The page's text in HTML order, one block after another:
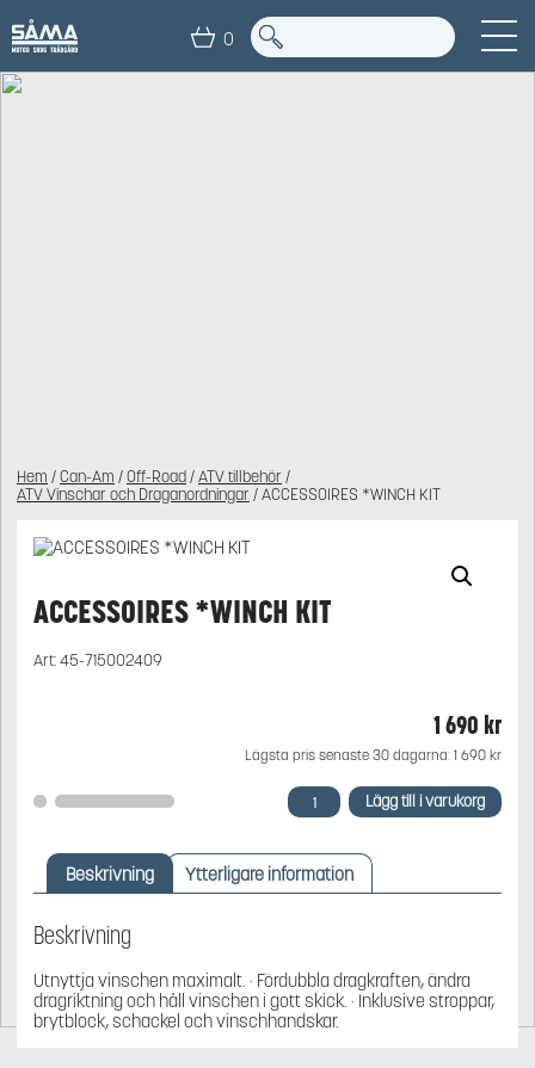
0
Hem /Can-Am /Off-Road/ATV tillbehör /
ATV Vinschar och Draganordningar / ACCESSOIRES *WINCH KIT
ACCESSOIRES *WINCH KIT
Art:45-715002409
1 690 kr
Lägsta pris senaste 30 dagarna: 1 690 kr
ACCESSOIRES
*WINCH
mängd
Lägg till i varukorg
Beskrivning Ytterligare information
Beskrivning
Utnyttja vinschen maximalt. · Fördubbla dragkraften, ändra
dragriktning och håll vinschen i gott skick. · Inklusive stroppar,
brytblock, schackel och vinschhandskar.